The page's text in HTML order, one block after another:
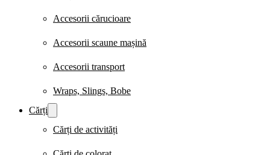
Accesorii cărucioare
Accesorii scaune mașină
Accesorii transport
Wraps, Slings, Bobe
Cărți
Cărți de activități